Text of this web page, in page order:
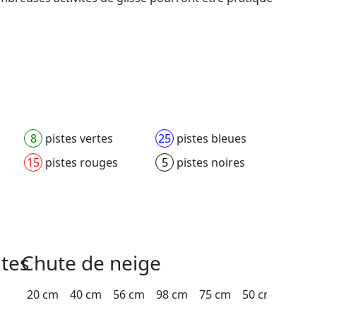
8 pistes vertes 25 pistes bleues
15 pistes rouges 5 pistes noires
Chute de neige
20 cm 40 cm 56 cm 98 cm 75 cm 50 cm